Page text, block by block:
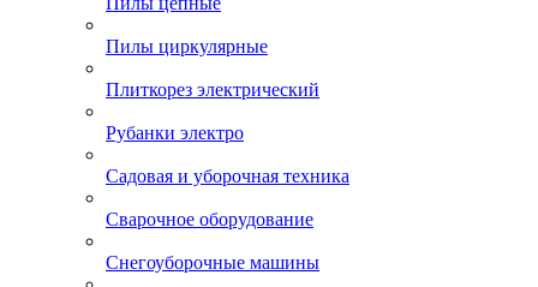
Пилы циркулярные
Плиткорез электрический
Рубанки электро
Садовая и уборочная техника
Сварочное оборудование
Снегоуборочные машины